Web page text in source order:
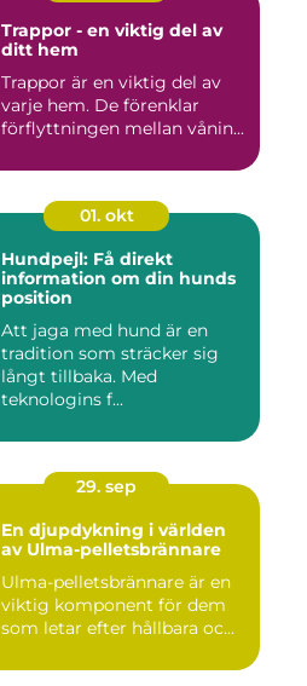
Trappor - en viktig del av
ditt hem
Trappor är en viktig del av
varje hem. De förenklar
förflyttningen mellan vånin...
01. okt
Hundpejl: Få direkt
information om din hunds
position
Att jaga med hund är en
tradition som sträcker sig
långt tillbaka. Med
teknologins f...
29. sep
En djupdykning i världen
av Ulma-pelletsbrännare
Ulma-pelletsbrännare är en
viktig komponent för dem
som letar efter hållbara oc...